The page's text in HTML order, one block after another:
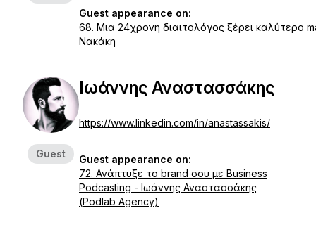
Guest appearance on:
68. Μια 24χρονη διαιτολόγος ξέρει καλύτερο
Νακάκη
Guest
Ιωάννης Αναστασσάκης
https://www.linkedin.com/in/anastassakis/
Guest appearance on:
72. Ανάπτυξε το brand σου με Business
Podcasting - Ιωάννης Αναστασσάκης
(Podlab Agency)